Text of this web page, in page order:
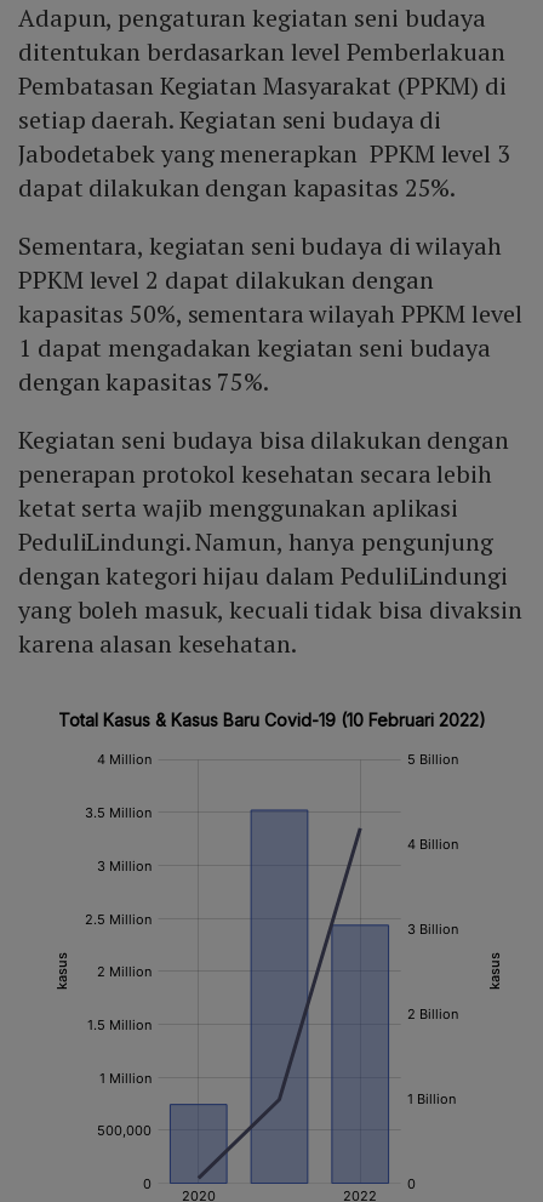
Adapun, pengaturan kegiatan seni budaya
ditentukan berdasarkan level Pemberlakuan
Pembatasan Kegiatan Masyarakat (PPKM) di
setiap daerah. Kegiatan seni budaya di
Jabodetabek yang menerapkan PPKM level 3
dapat dilakukan dengan kapasitas 25%.
Sementara, kegiatan seni budaya di wilayah
PPKM level 2 dapat dilakukan dengan
kapasitas 50%, sementara wilayah PPKM level
1 dapat mengadakan kegiatan seni budaya
dengan kapasitas 75%.
Kegiatan seni budaya bisa dilakukan dengan
penerapan protokol kesehatan secara lebih
ketat serta wajib menggunakan aplikasi
PeduliLindungi. Namun, hanya pengunjung
dengan kategori hijau dalam PeduliLindungi
yang boleh masuk, kecuali tidak bisa divaksin
karena alasan kesehatan.